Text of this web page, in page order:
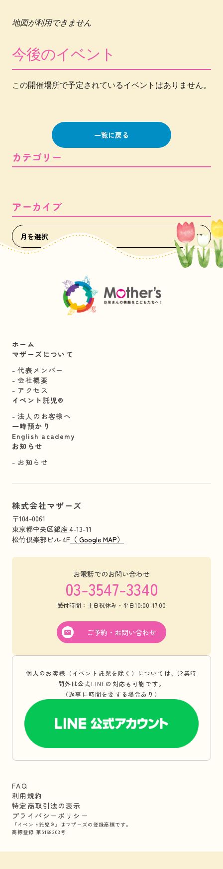
地図が利用できません
今後のイベント
この開催場所で予定されているイベントはありません。
一覧に戻る
カテゴリー
アーカイブ
ホーム
マザーズについて
代表メンバー
会社概要
アクセス
イベント託児®︎
法人のお客様へ
一時預かり
English academy
お知らせ
お知らせ
株式会社マザーズ
〒104-0061
東京都中央区銀座 4-13-11
松竹倶楽部ビル 4F （ Google MAP）
お電話でのお問い合わせ
03-3547-3340
受付時間：土日祝休み・平日10:00-17:00
ご予約・お問い合わせ
個人のお客様（イベント託児を除く）については、営業時
間外は公式LINEの対応も可能です。
（返事に時間を要する場合あり）
FAQ
利用規約
特定商取引法の表示
プライバシーポリシー
『イベント託児®』はマザーズの登録商標です。
商標登録 第5168303号